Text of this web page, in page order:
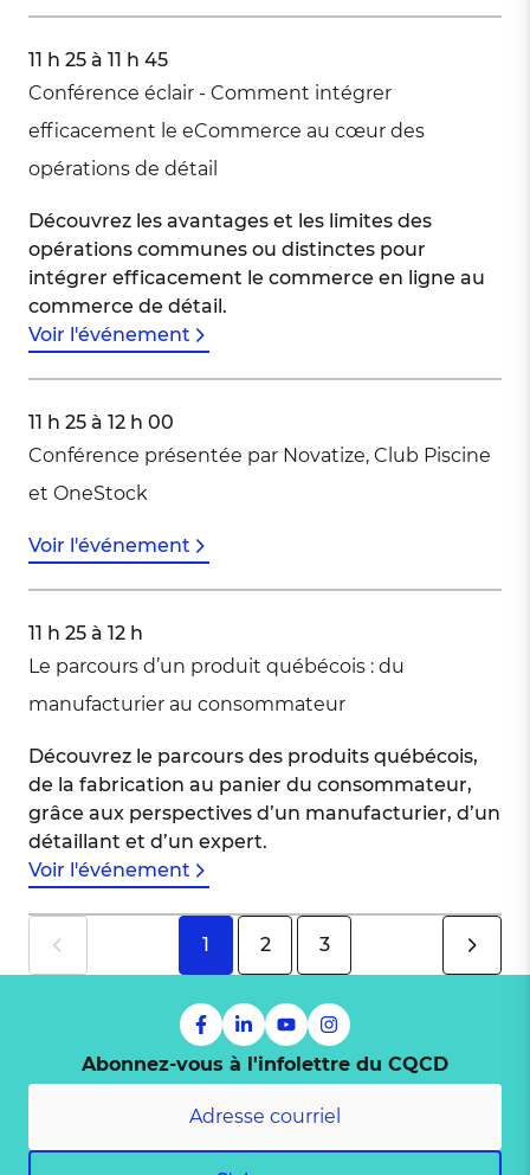
11 h 25 à 11 h 45
Conférence éclair - Comment intégrer
efficacement le eCommerce au cœur des
opérations de détail
Découvrez les avantages et les limites des
opérations communes ou distinctes pour
intégrer efficacement le commerce en ligne au
commerce de détail.
Voir l'événement
11 h 25 à 12 h 00
Conférence présentée par Novatize, Club Piscine
et OneStock
Voir l'événement
11 h 25 à 12 h
Le parcours d’un produit québécois : du
manufacturier au consommateur
Découvrez le parcours des produits québécois,
de la fabrication au panier du consommateur,
grâce aux perspectives d’un manufacturier, d’un
détaillant et d’un expert.
Voir l'événement
1 2 3
Abonnez-vous à l'infolettre du CQCD